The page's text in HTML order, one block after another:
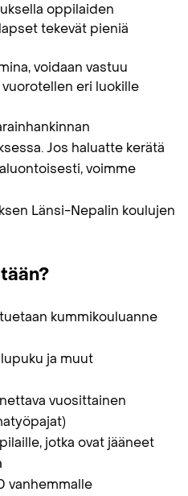
oppilaiden
tekevät pieniä
voidaan vastuu
eri luokille
Jos haluatte kerätä
voimme
Länsi-Nepalin koulujen
kummikouluanne
ja muut
vuosittainen
jotka ovat jääneet
vanhemmalle